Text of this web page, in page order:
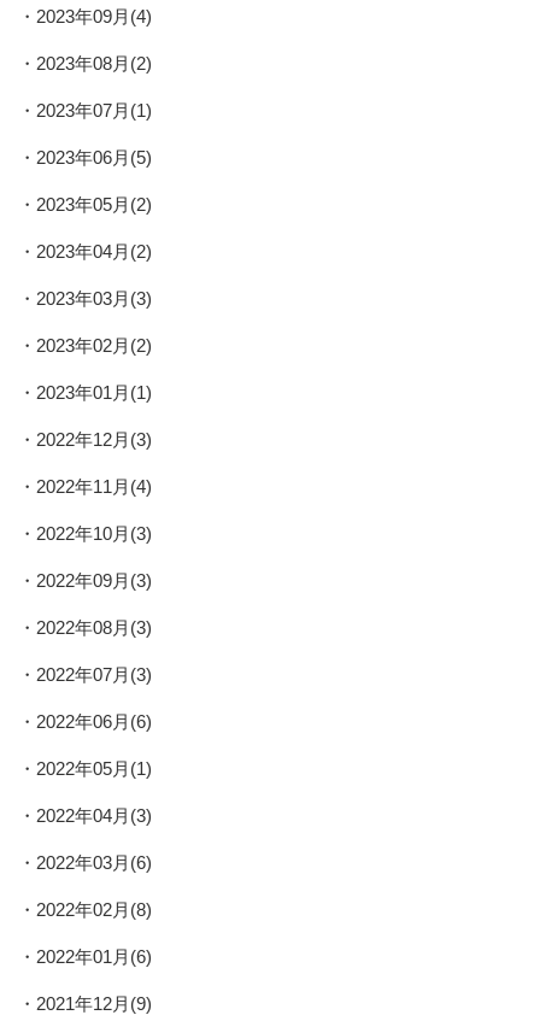
2023年09月(4)
2023年08月(2)
2023年07月(1)
2023年06月(5)
2023年05月(2)
2023年04月(2)
2023年03月(3)
2023年02月(2)
2023年01月(1)
2022年12月(3)
2022年11月(4)
2022年10月(3)
2022年09月(3)
2022年08月(3)
2022年07月(3)
2022年06月(6)
2022年05月(1)
2022年04月(3)
2022年03月(6)
2022年02月(8)
2022年01月(6)
2021年12月(9)